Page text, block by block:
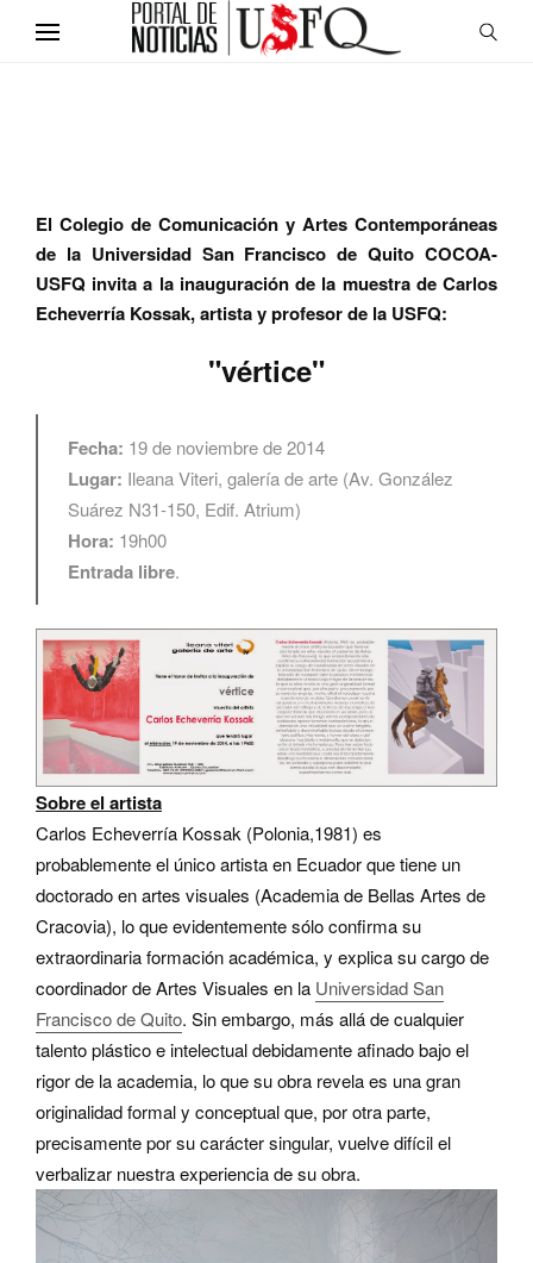
El Colegio de Comunicación y Artes Contemporáneas
de la Universidad San Francisco de Quito COCOA-
USFQ invita a la inauguración de la muestra de Carlos
Echeverría Kossak, artista y profesor de la USFQ:
"vértice"
Fecha: 19 de noviembre de 2014
Lugar: Ileana Viteri, galería de arte (Av. González
Suárez N31-150, Edif. Atrium)
Hora: 19h00
Entrada libre.
Sobre el artista
Carlos Echeverría Kossak (Polonia,1981) es
probablemente el único artista en Ecuador que tiene un
doctorado en artes visuales (Academia de Bellas Artes de
Cracovia), lo que evidentemente sólo confirma su
extraordinaria formación académica, y explica su cargo de
coordinador de Artes Visuales en la Universidad San
Francisco de Quito. Sin embargo, más allá de cualquier
talento plástico e intelectual debidamente afinado bajo el
rigor de la academia, lo que su obra revela es una gran
originalidad formal y conceptual que, por otra parte,
precisamente por su carácter singular, vuelve difícil el
verbalizar nuestra experiencia de su obra.